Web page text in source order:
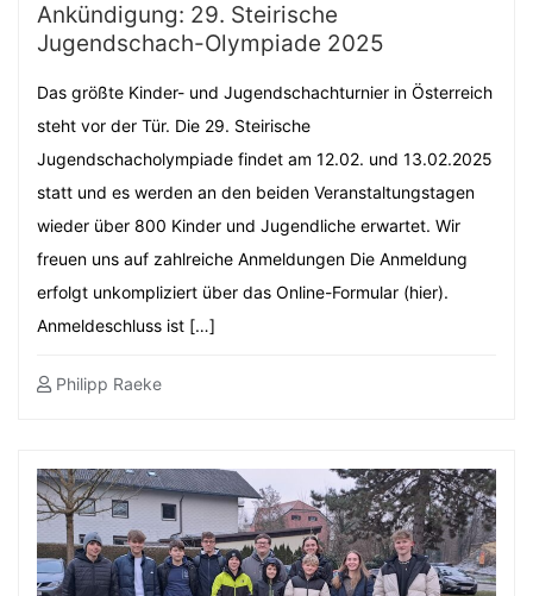
Ankündigung: 29. Steirische
Jugendschach-Olympiade 2025
Das größte Kinder- und Jugendschachturnier in Österreich
steht vor der Tür. Die 29. Steirische
Jugendschacholympiade findet am 12.02. und 13.02.2025
statt und es werden an den beiden Veranstaltungstagen
wieder über 800 Kinder und Jugendliche erwartet. Wir
freuen uns auf zahlreiche Anmeldungen Die Anmeldung
erfolgt unkompliziert über das Online-Formular (hier).
Anmeldeschluss ist […]
Philipp Raeke